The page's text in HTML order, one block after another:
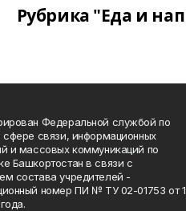
Рубрика "Еда и
Федеральной службой по
сфере связи, информационных
и массовых коммуникаций по
Башкортостан в связи с
состава учредителей -
номер ПИ № ТУ 02-01753 от